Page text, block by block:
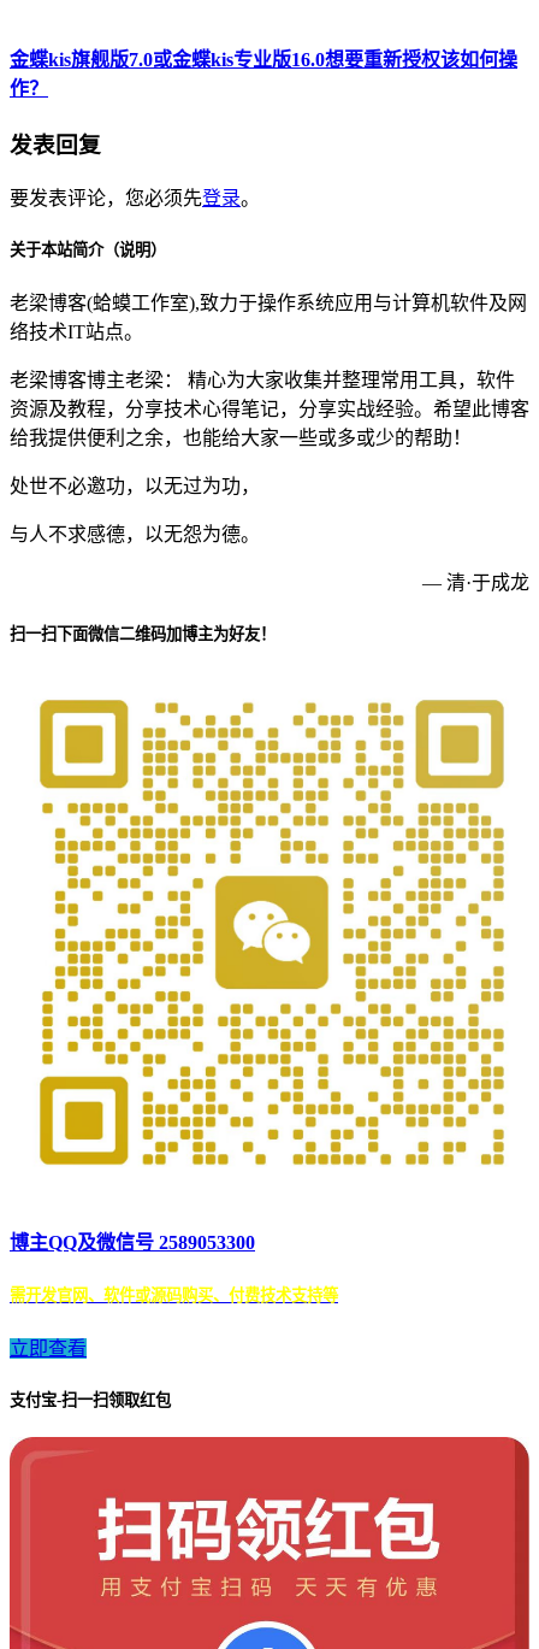
金蝶kis旗舰版7.0或金蝶kis专业版16.0想要重新授权该如何操
作？
发表回复
要发表评论，您必须先登录。
关于本站简介（说明）
老梁博客(蛤蟆工作室),致力于操作系统应用与计算机软件及网
络技术IT站点。
老梁博客博主老梁： 精心为大家收集并整理常用工具，软件
资源及教程，分享技术心得笔记，分享实战经验。希望此博客
给我提供便利之余，也能给大家一些或多或少的帮助！
处世不必邀功，以无过为功，
与人不求感德，以无怨为德。
— 清·于成龙
扫一扫下面微信二维码加博主为好友！
博主QQ及微信号 2589053300
需开发官网、软件或源码购买、付费技术支持等
立即查看
支付宝-扫一扫领取红包